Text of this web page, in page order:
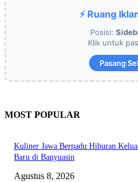
⚡ Ruang
Posisi:
Klik untuk
Pasang
MOST POPULAR
Kuliner Jawa Berpadu Hiburan
Baru di Banyuasin
Agustus 8, 2026